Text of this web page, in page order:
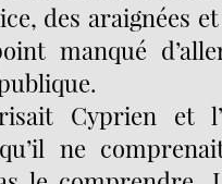
des araignées
manqué
Cyprien et
ne